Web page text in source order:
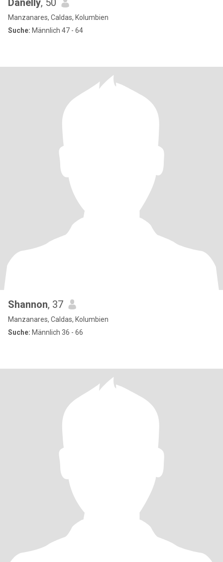
Danelly, 50
Manzanares, Caldas, Kolumbien
Suche: Männlich 47 - 64
Shannon, 37
Manzanares, Caldas, Kolumbien
Suche: Männlich 36 - 66